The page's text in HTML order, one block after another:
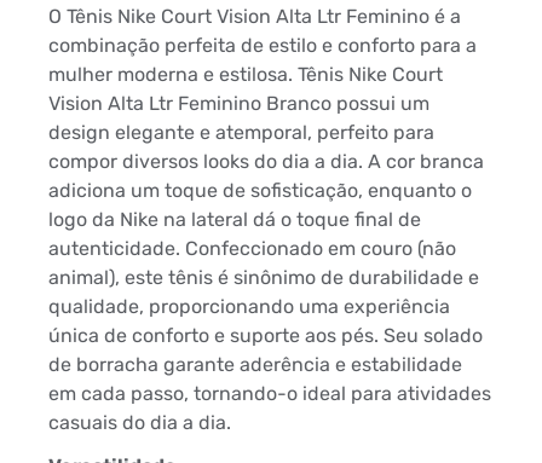
O Tênis Nike Court Vision Alta Ltr Feminino é a
combinação perfeita de estilo e conforto para a
mulher moderna e estilosa. Tênis Nike Court
Vision Alta Ltr Feminino Branco possui um
design elegante e atemporal, perfeito para
compor diversos looks do dia a dia. A cor branca
adiciona um toque de sofisticação, enquanto o
logo da Nike na lateral dá o toque final de
autenticidade. Confeccionado em couro (não
animal), este tênis é sinônimo de durabilidade e
qualidade, proporcionando uma experiência
única de conforto e suporte aos pés. Seu solado
de borracha garante aderência e estabilidade
em cada passo, tornando-o ideal para atividades
casuais do dia a dia.